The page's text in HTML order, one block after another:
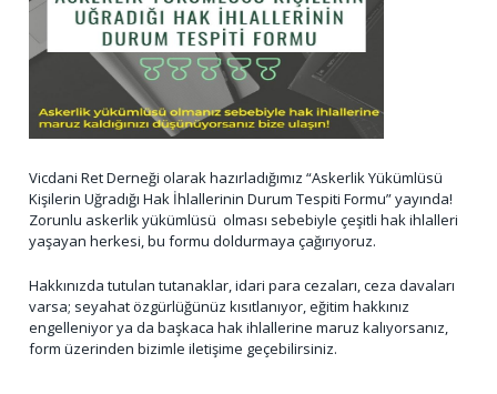
Vicdani Ret Derneği olarak hazırladığımız “Askerlik Yükümlüsü
Kişilerin Uğradığı Hak İhlallerinin Durum Tespiti Formu” yayında!
Zorunlu askerlik yükümlüsü olması sebebiyle çeşitli hak ihlalleri
yaşayan herkesi, bu formu doldurmaya çağırıyoruz.
Hakkınızda tutulan tutanaklar, idari para cezaları, ceza davaları
varsa; seyahat özgürlüğünüz kısıtlanıyor, eğitim hakkınız
engelleniyor ya da başkaca hak ihlallerine maruz kalıyorsanız,
form üzerinden bizimle iletişime geçebilirsiniz.